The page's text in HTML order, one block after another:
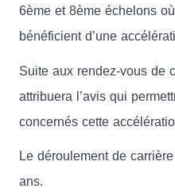
6ème et 8ème échelons
bénéficient d’une
Suite aux rendez-vous de
attribuera l’avis qui
concernés cette
Le déroulement de
ans.